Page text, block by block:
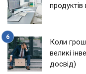
Коли
великі
досвід)